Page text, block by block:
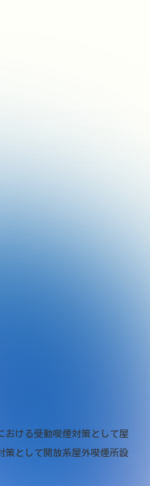
おける受動喫煙対策として屋
策として開放系屋外喫煙所設